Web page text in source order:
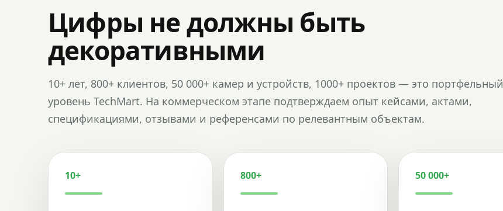
Цифры не должны быть
декоративными
10+ лет, 800+ клиентов, 50 000+ камер и устройств, 1000+ проектов — это портфельный
уровень TechMart. На коммерческом этапе подтверждаем опыт кейсами, актами,
спецификациями, отзывами и референсами по релевантным объектам.
10+ 800+ 50 000+